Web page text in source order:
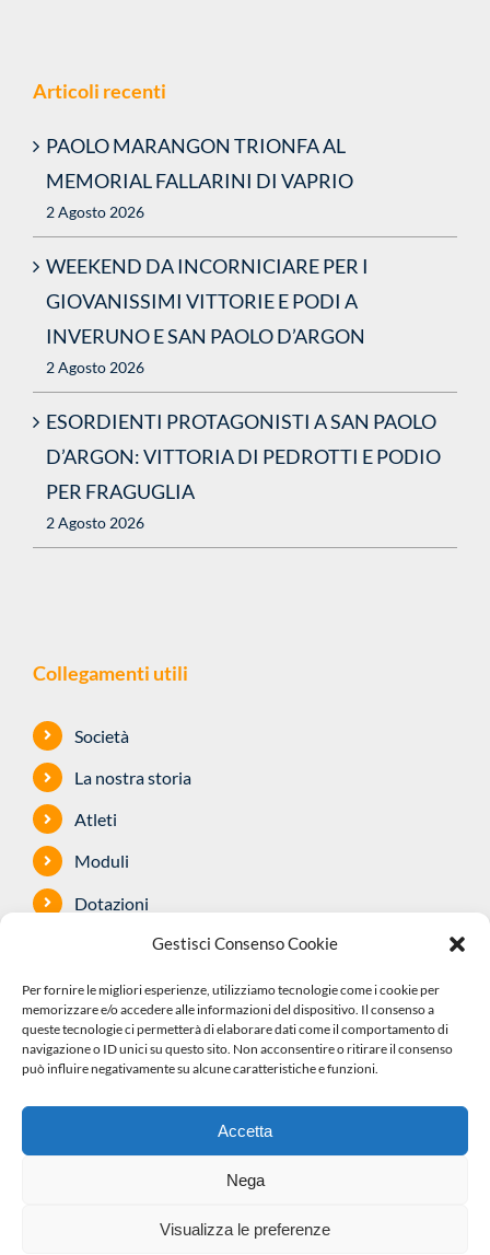
Gestisci Consenso Cookie
Per fornire le migliori esperienze, utilizziamo tecnologie come i cookie per
memorizzare e/o accedere alle informazioni del dispositivo. Il consenso a
queste tecnologie ci permetterà di elaborare dati come il comportamento di
navigazione o ID unici su questo sito. Non acconsentire o ritirare il consenso
può influire negativamente su alcune caratteristiche e funzioni.
Accetta
Nega
Visualizza le preferenze
Articoli recenti
PAOLO MARANGON TRIONFA AL
MEMORIAL FALLARINI DI VAPRIO
2 Agosto 2026
WEEKEND DA INCORNICIARE PER I
GIOVANISSIMI VITTORIE E PODI A
INVERUNO E SAN PAOLO D’ARGON
2 Agosto 2026
ESORDIENTI PROTAGONISTI A SAN PAOLO
D’ARGON: VITTORIA DI PEDROTTI E PODIO
PER FRAGUGLIA
2 Agosto 2026
Collegamenti utili
Società
La nostra storia
Atleti
Moduli
Dotazioni
Safeguarding
©2022 A.S.D. Pedale Senaghese | Via G. di
SenagoMI | COD. CLUB
02Q0194 |C.F. e P.IVA 10369690150 |